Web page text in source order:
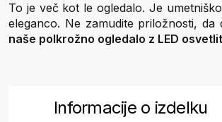
To je več kot le ogledalo. Je
eleganco. Ne zamudite priložnosti,
naše polkrožno ogledalo z LED
Informacije o izdelku